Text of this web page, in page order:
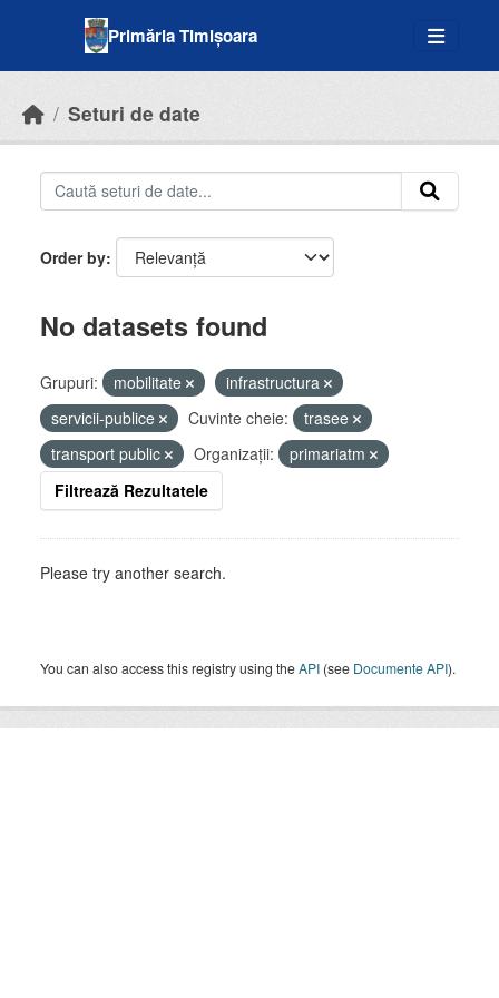
Primăria Timișoara
Seturi de date
Order by
No datasets found
Grupuri: mobilitate
infrastructura
servicii-publice
Cuvinte cheie:
trasee
transport public
Organizații:
primariatm
Filtrează Rezultatele
Please try another search.
You can also access this registry using theAPI (see Documente API).